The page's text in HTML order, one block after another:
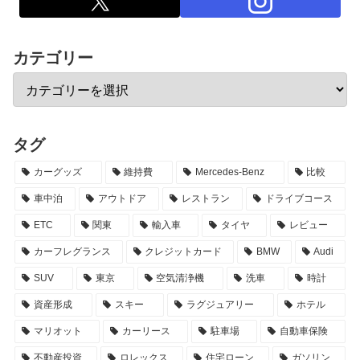
カテゴリー
タグ
カーグッズ 維持費 Mercedes-Benz 比較
車中泊 アウトドア レストラン ドライブコース
ETC 関東 輸入車 タイヤ レビュー
カーフレグランス クレジットカード BMW Audi
SUV 東京 空気清浄機 洗車 時計
資産形成 スキー ラグジュアリー ホテル
マリオット カーリース 駐車場 自動車保険
不動産投資 ロレックス 住宅ローン ガソリン